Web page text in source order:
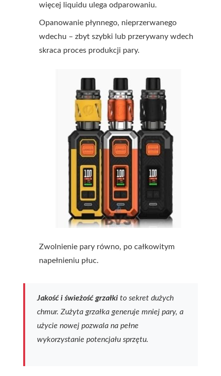
więcej liquidu ulega odparowaniu.
Opanowanie płynnego, nieprzerwanego
wdechu – zbyt szybki lub przerywany wdech
skraca proces produkcji pary.
Zwolnienie pary równo, po całkowitym
napełnieniu płuc.
Jakość i świeżość grzałki to sekret dużych
chmur. Zużyta grzałka generuje mniej pary, a
użycie nowej pozwala na pełne
wykorzystanie potencjału sprzętu.